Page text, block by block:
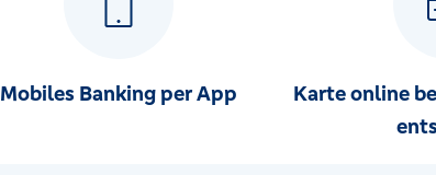
Mobiles Banking per App
Karte online